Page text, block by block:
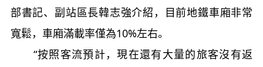
部書記、副站區長韓志強介紹，目前地鐵車廂非常
寬鬆，車廂滿載率僅為10%左右。
“按照客流預計，現在還有大量的旅客沒有返